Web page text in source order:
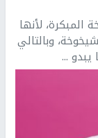
المبكرة، لأنها
وبالتالي
...